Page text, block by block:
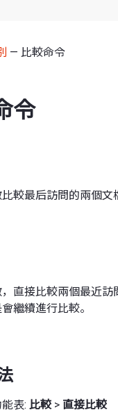
— 比較命令
令
較最后訪問的兩個文
直接比較兩個最近
繼續進行比較。
表: 比較 > 直接比較